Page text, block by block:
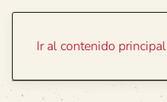
Ir al contenido principal